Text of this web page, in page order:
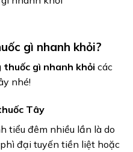
gì nhanh khỏi?
thuốc gì nhanh khỏi các
nhé!
Tây
tiểu đêm nhiều lần là do
đại tuyến tiền liệt hoặc